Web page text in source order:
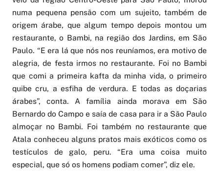
numa pequena pensão com um sujeito, também de
origem árabe, que algum tempo depois montou um
restaurante, o Bambi, na região dos Jardins, em São
Paulo. “E era lá que nós nos reuníamos, era motivo de
alegria, de festa irmos no restaurante. Foi no Bambi
que comi a primeira kafta da minha vida, o primeiro
quibe cru, a esfiha de verdura. E todas as doçarias
árabes”, conta. A família ainda morava em São
Bernardo do Campo e saía de casa para ir a São Paulo
almoçar no Bambi. Foi também no restaurante que
Atala conheceu alguns pratos mais exóticos como os
testículos de galo, peru. “Era uma coisa muito
especial, que só os homens podiam comer”, diz ele.